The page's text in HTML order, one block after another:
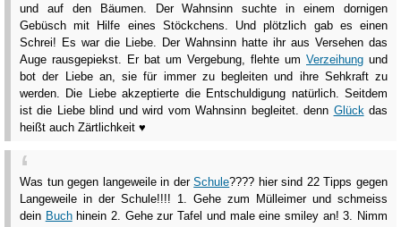
und auf den Bäumen. Der Wahnsinn suchte in einem dornigen
Gebüsch mit Hilfe eines Stöckchens. Und plötzlich gab es einen
Schrei! Es war die Liebe. Der Wahnsinn hatte ihr aus Versehen das
Auge rausgepiekst. Er bat um Vergebung, flehte um Verzeihung und
bot der Liebe an, sie für immer zu begleiten und ihre Sehkraft zu
werden. Die Liebe akzeptierte die Entschuldigung natürlich. Seitdem
ist die Liebe blind und wird vom Wahnsinn begleitet. denn Glück das
heißt auch Zärtlichkeit ♥
Was tun gegen langeweile in derSchule???? hier sind 22 Tipps gegen
Langeweile in der Schule!!!! 1. Gehe zum Mülleimer und schmeiss
dein Buchhinein 2. Gehe zur Tafel und male eine smiley an! 3. Nimm